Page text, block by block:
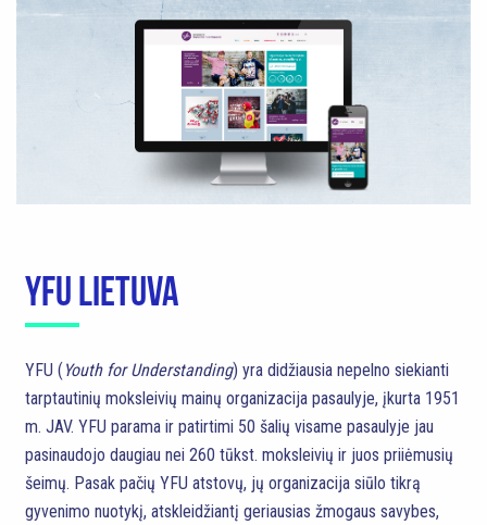
YFU LIETUVA
YFU (Youth for Understanding) yra didžiausia nepelno siekianti
tarptautinių moksleivių mainų organizacija pasaulyje, įkurta 1951
m. JAV. YFU parama ir patirtimi 50 šalių visame pasaulyje jau
pasinaudojo daugiau nei 260 tūkst. moksleivių ir juos priiėmusių
šeimų. Pasak pačių YFU atstovų, jų organizacija siūlo tikrą
gyvenimo nuotykį, atskleidžiantį geriausias žmogaus savybes,